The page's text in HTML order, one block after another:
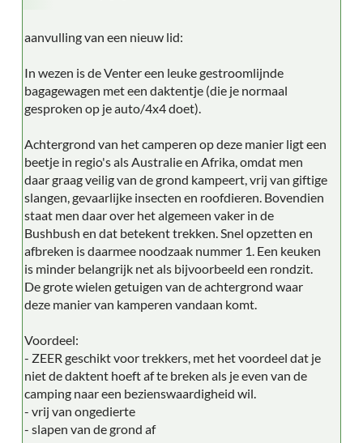
aanvulling van een nieuw lid:
In wezen is de Venter een leuke gestroomlijnde
bagagewagen met een daktentje (die je normaal
gesproken op je auto/4x4 doet).
Achtergrond van het camperen op deze manier ligt een
beetje in regio's als Australie en Afrika, omdat men
daar graag veilig van de grond kampeert, vrij van giftige
slangen, gevaarlijke insecten en roofdieren. Bovendien
staat men daar over het algemeen vaker in de
Bushbush en dat betekent trekken. Snel opzetten en
afbreken is daarmee noodzaak nummer 1. Een keuken
is minder belangrijk net als bijvoorbeeld een rondzit.
De grote wielen getuigen van de achtergrond waar
deze manier van kamperen vandaan komt.
Voordeel:
- ZEER geschikt voor trekkers, met het voordeel dat je
niet de daktent hoeft af te breken als je even van de
camping naar een bezienswaardigheid wil.
- vrij van ongedierte
- slapen van de grond af